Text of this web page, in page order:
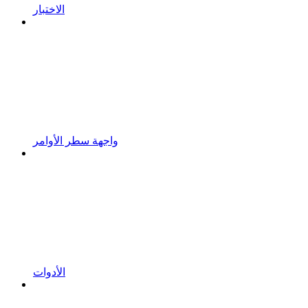
الاختبار
واجهة سطر الأوامر
الأدوات